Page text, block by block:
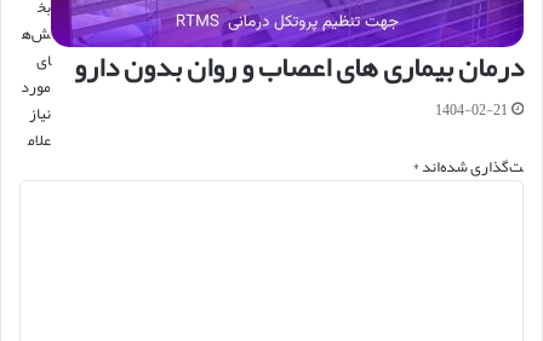
درمان بیماری های اعصاب و روان بدون دارو
1404-02-21
بخ
ش‌ه
ای
مورد
نیاز
علام
ت‌گذاری شده‌اند*
د